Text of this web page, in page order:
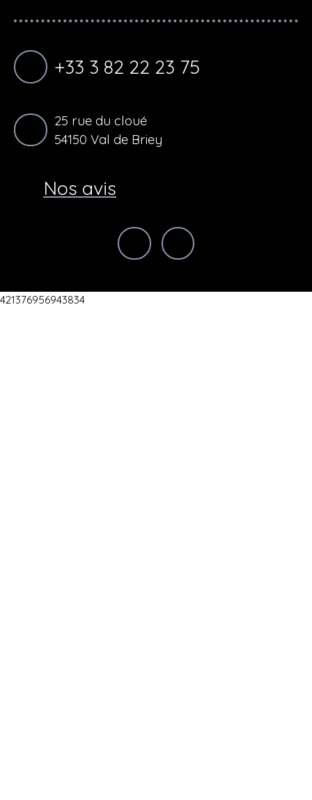
+33 3 82 22 23 75
25 rue du cloué
54150 Val de Briey
Nos avis
421376956943834